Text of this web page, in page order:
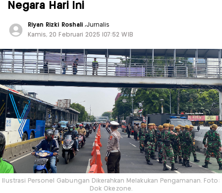
Negara Hari Ini
Riyan Rizki Roshali ,Jurnalis
Kamis, 20 Februari 2025 |07:52 WIB
Ilustrasi Personel Gabungan Dikerahkan Melakukan Pengamanan. Foto:
Dok Okezone.